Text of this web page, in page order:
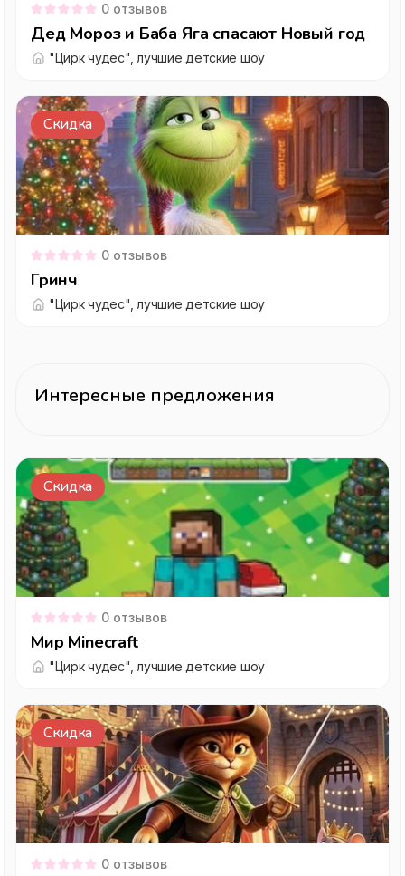
0 отзывов
Дед Мороз и Баба Яга спасают Новый год
"Цирк чудес", лучшие детские шоу
Скидка
0 отзывов
Гринч
"Цирк чудес", лучшие детские шоу
Интересные предложения
Скидка
0 отзывов
Мир Minecraft
"Цирк чудес", лучшие детские шоу
Скидка
0 отзывов